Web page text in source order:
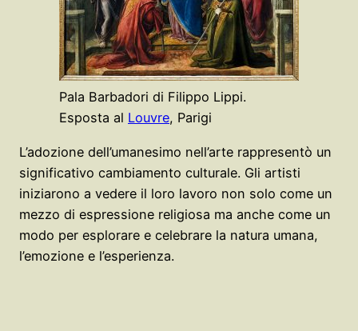
Pala Barbadori di Filippo Lippi.
Esposta al Louvre, Parigi
L’adozione dell’umanesimo nell’arte rappresentò un
significativo cambiamento culturale. Gli artisti
iniziarono a vedere il loro lavoro non solo come un
mezzo di espressione religiosa ma anche come un
modo per esplorare e celebrare la natura umana,
l’emozione e l’esperienza.